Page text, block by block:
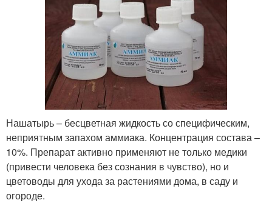
Нашатырь – бесцветная жидкость со специфическим,
неприятным запахом аммиака. Концентрация состава –
10%. Препарат активно применяют не только медики
(привести человека без сознания в чувство), но и
цветоводы для ухода за растениями дома, в саду и
огороде.